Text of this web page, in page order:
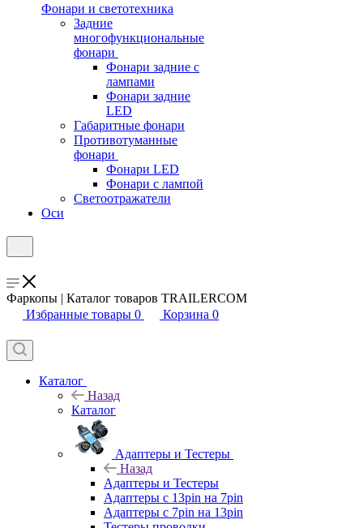
Фонари и светотехника
Задние
многофункциональные
фонари
Фонари задние с
лампами
Фонари задние
LED
Габаритные фонари
Противотуманные
фонари
Фонари LED
Фонари с лампой
Светоотражатели
Оси
Фаркопы | Каталог товаров TRAILERCOM
Избранные товары 0 Корзина 0
Каталог
Назад
Каталог
Адаптеры и Тестеры
Назад
Адаптеры и Тестеры
Адаптеры с 13pin на 7pin
Адаптеры с 7pin на 13pin